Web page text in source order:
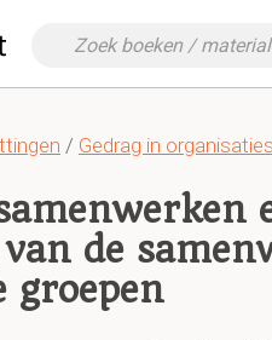
/ Gedrag in organisaties
de
groepen